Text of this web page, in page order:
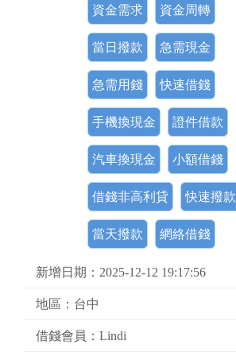
資金需求 資金周轉
當日撥款 急需現金
急需用錢 快速借錢
手機換現金 證件借款
汽車換現金 小額借錢
借錢非高利貸 快速撥款
當天撥款 網絡借錢
新增日期：2025-12-12 19:17:56
地區：台中
借錢會員：Lindi